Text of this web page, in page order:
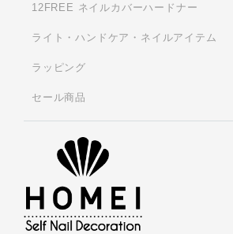
12FREE ネイルカバーハードナー
ライト・ハンドケア・ネイルアイテム
ラッピング
セール商品